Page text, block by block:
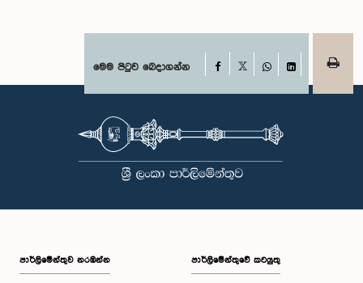
මෙම පිටුව බෙදාගන්න Facebook
පාර්ලි‌මේන්තුව නරඹන්න පාර්ලිමේන්තුවේ කටයුතු